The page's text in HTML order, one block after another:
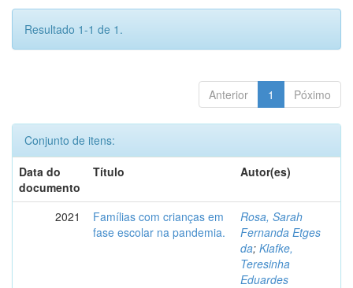
Resultado 1-1 de 1.
Anterior 1 Póximo
Conjunto de itens:
Data do
documento
Título Autor(es)
2021
Famílias com crianças em
fase escolar na pandemia.
Rosa, Sarah
Fernanda Etges
da; Klafke,
Teresinha
Eduardes